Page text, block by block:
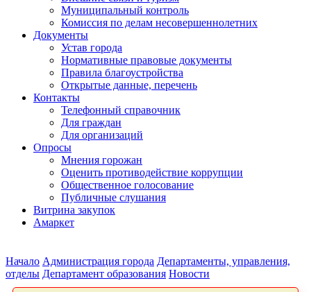
Муниципальный контроль
Комиссия по делам несовершеннолетних
Документы
Устав города
Нормативные правовые документы
Правила благоустройства
Открытые данные, перечень
Контакты
Телефонный справочник
Для граждан
Для организаций
Опросы
Мнения горожан
Оценить противодействие коррупции
Общественное голосование
Публичные слушания
Витрина закупок
Амаркет
Начало Администрация города Департаменты, управления,
отделы Департамент образования Новости